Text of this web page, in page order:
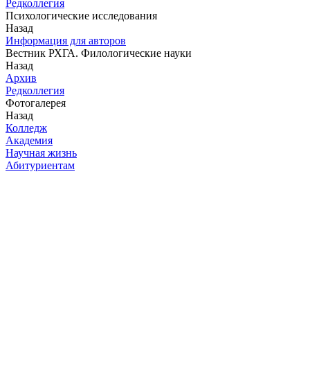
Редколлегия
Психологические исследования
Назад
Информация для авторов
Вестник РХГА. Филологические науки
Назад
Архив
Редколлегия
Фотогалерея
Назад
Колледж
Академия
Научная жизнь
Абитуриентам